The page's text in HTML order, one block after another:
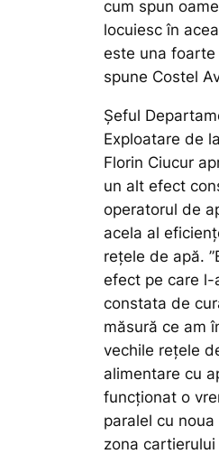
cum spun
locuiesc în
este una foarte
spune Costel
Șeful
Exploatare de
Florin Ciucur
un alt efect
operatorul de
acela al
rețele de apă.
efect pe care l-
constata de
măsură ce am
vechile rețele
alimentare cu
funcționat o
paralel cu noua
zona